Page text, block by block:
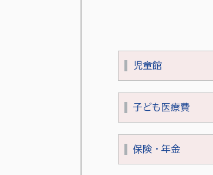
児童館
子ども医療費
保険・年金